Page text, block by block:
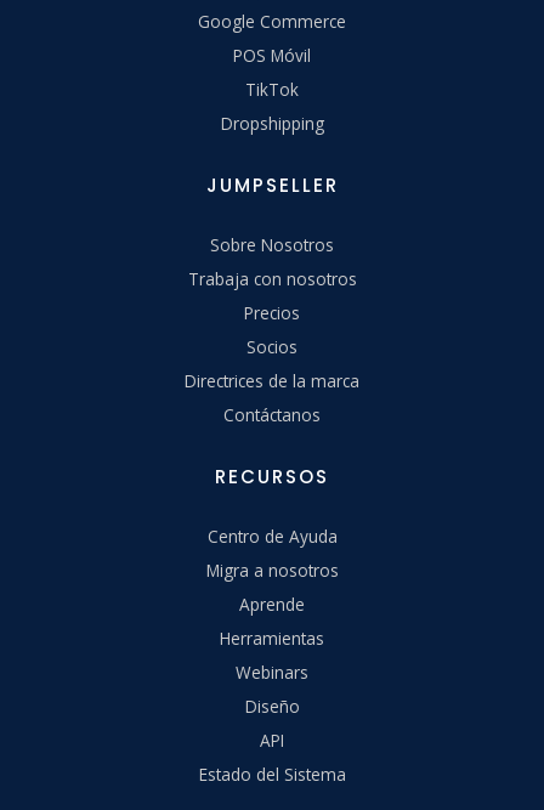
Google Commerce
POS Móvil
TikTok
Dropshipping
JUMPSELLER
Sobre Nosotros
Trabaja con nosotros
Precios
Socios
Directrices de la marca
Contáctanos
RECURSOS
Centro de Ayuda
Migra a nosotros
Aprende
Herramientas
Webinars
Diseño
API
Estado del Sistema